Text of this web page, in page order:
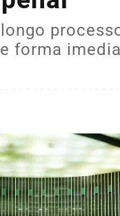
forma